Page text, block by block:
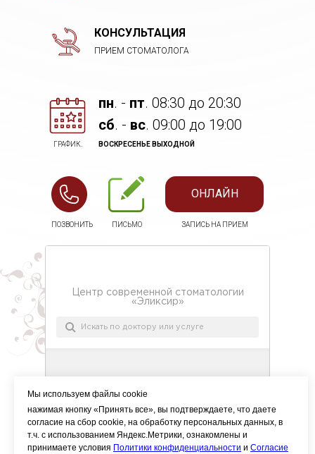
ПИСЬМО
ПОЗВОНИТЬ ЗАПИСЬ НА ПРИЕМ
ОНЛАЙН
ГРАФИК. ВОСКРЕСЕНЬЕ ВЫХОДНОЙ
пн. - пт. 08:30 до 20:30
cб. - вс. 09:00 до 19:00
ПРИЕМ СТОМАТОЛОГА
КОНСУЛЬТАЦИЯ
Мы используем файлы cookie
нажимая кнопку «Принять все», вы подтверждаете, что даете
согласие на сбор cookie, на обработку персональных данных, в
т.ч. с использованием Яндекс.Метрики, ознакомлены и
принимаете условия Политики конфиденциальности и Согласие